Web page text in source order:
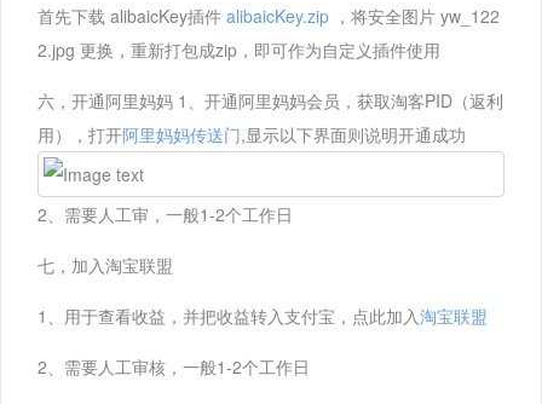
首先下载 alibaicKey插件 alibaicKey.zip ，将安全图片 yw_122
2.jpg 更换，重新打包成zip，即可作为自定义插件使用
六，开通阿里妈妈 1、开通阿里妈妈会员，获取淘客PID（返利
用），打开阿里妈妈传送门,显示以下界面则说明开通成功
2、需要人工审，一般1-2个工作日
七，加入淘宝联盟
1、用于查看收益，并把收益转入支付宝，点此加入淘宝联盟
2、需要人工审核，一般1-2个工作日